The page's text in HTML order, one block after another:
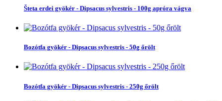
Šteta erdei gyökér - Dipsacus sylvestris - 100g apróra vágva
Bozótfa gyökér - Dipsacus sylvestris - 50g őrölt
Bozótfa gyökér - Dipsacus sylvestris - 250g őrölt